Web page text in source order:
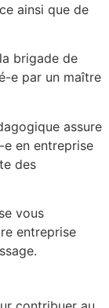
ainsi que de
brigade de
e par un maître
assure
e en entreprise
des
vous
entreprise